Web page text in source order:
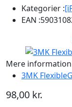
Kategorier :
EAN :
Mere information
3MK
98,00 kr.